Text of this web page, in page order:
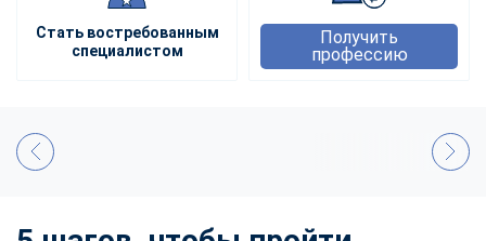
Стать востребованным
специалистом
Получить
профессию